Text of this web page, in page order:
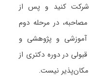
کنید و پس از
در مرحله دوم
و پژوهشی و
در دوره دکتری از
نیست.